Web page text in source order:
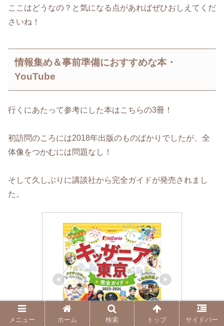
ここはどうなの？と気になる点があればぜひおしえてくだ
さいね！
情報集め＆事前準備におすすめな本・
YouTube
行くにあたって参考にした本はこちらの3冊！
初訪問のころには2018年出版のものばかりでしたが、全
体像をつかむには問題なし！
そして久しぶりに講談社から完全ガイドが発売されまし
た。
メニュー ホーム 検索 トップ サイドバー